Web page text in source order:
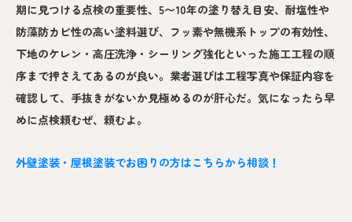
期に見つける点検の重要性、5〜10年の塗り替え目安、耐塩性や
防藻防カビ性の高い塗料選び、フッ素や無機系トップの有効性、
下地のケレン・高圧洗浄・シーリング強化といった施工工程の順
序まで押さえてあるのが良い。業者選びは工程写真や保証内容を
確認して、手抜きがないか見極めるのが肝心だ。気になったら早
めに点検頼むぜ、頼むよ。
外壁塗装・屋根塗装でお困りの方はこちらから相談！